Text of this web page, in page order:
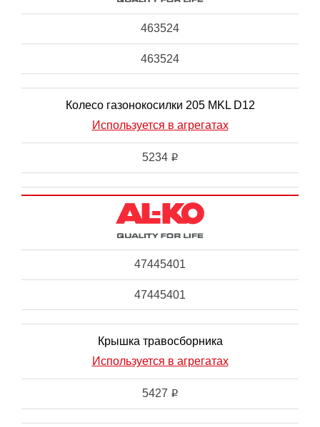
463524
463524
Колесо газонокосилки 205 MKL D12
Используется в агрегатах
5234 i
47445401
47445401
Крышка травосборника
Используется в агрегатах
5427 i